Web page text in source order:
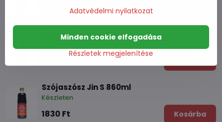
2410 Ft
Szójaszósz light 700 ml
Szójaszósz Jin S 860ml
Készleten
1830 Ft Kosárba
Adatvédelmi nyilatkozat
Részletek megjelenítése
Minden cookie elfogadása